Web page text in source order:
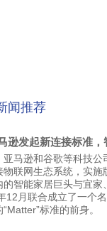
闻推荐
逊发起新连接标准
马逊和谷歌等科技公
物联网生态系统，实
的智能家居巨头与宜
12月联合成立了一个
标准的前身。